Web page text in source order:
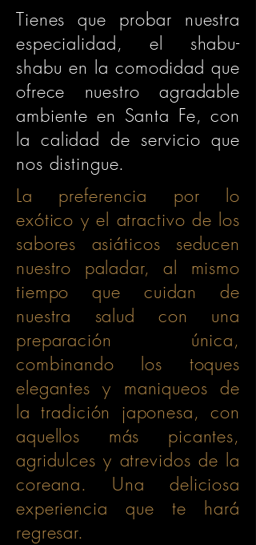
Tienes que probar nuestra
especialidad, el shabu-
shabu en la comodidad que
ofrece nuestro agradable
ambiente en Santa Fe, con
la calidad de servicio que
nos distingue.
La preferencia por lo
exótico y el atractivo de los
sabores asiáticos seducen
nuestro paladar, al mismo
tiempo que cuidan de
nuestra salud con una
preparación única,
combinando los toques
elegantes y maniqueos de
la tradición japonesa, con
aquellos más picantes,
agridulces y atrevidos de la
coreana. Una deliciosa
experiencia que te hará
regresar.